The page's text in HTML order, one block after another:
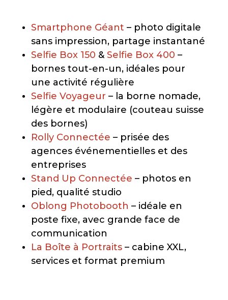
Smartphone Géant – photo digitale
sans impression, partage instantané
Selfie Box 150 & Selfie Box 400 –
bornes tout-en-un, idéales pour
une activité régulière
Selfie Voyageur – la borne nomade,
légère et modulaire (couteau suisse
des bornes)
Rolly Connectée – prisée des
agences événementielles et des
entreprises
Stand Up Connectée – photos en
pied, qualité studio
Oblong Photobooth – idéale en
poste fixe, avec grande face de
communication
La Boîte à Portraits– cabine XXL,
services et format premium